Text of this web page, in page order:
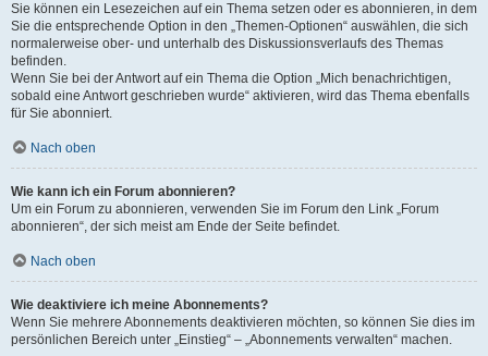
Sie können ein Lesezeichen auf ein Thema setzen oder es abonnieren, in dem
Sie die entsprechende Option in den „Themen-Optionen“ auswählen, die sich
normalerweise ober- und unterhalb des Diskussionsverlaufs des Themas
befinden.
Wenn Sie bei der Antwort auf ein Thema die Option „Mich benachrichtigen,
sobald eine Antwort geschrieben wurde“ aktivieren, wird das Thema ebenfalls
für Sie abonniert.
Nach oben
Wie kann ich ein Forum abonnieren?
Um ein Forum zu abonnieren, verwenden Sie im Forum den Link „Forum
abonnieren“, der sich meist am Ende der Seite befindet.
Nach oben
Wie deaktiviere ich meine Abonnements?
Wenn Sie mehrere Abonnements deaktivieren möchten, so können Sie dies im
persönlichen Bereich unter „Einstieg“ – „Abonnements verwalten“ machen.